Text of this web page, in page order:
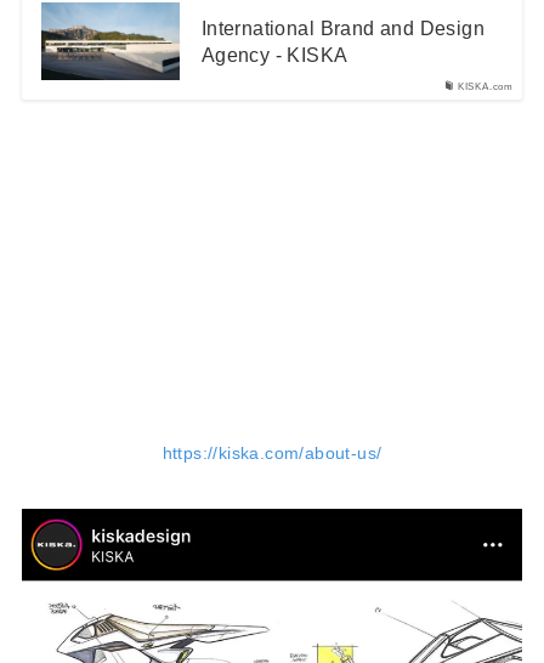
KISKA.com
International Brand and Design
Agency - KISKA
https://kiska.com/about-us/